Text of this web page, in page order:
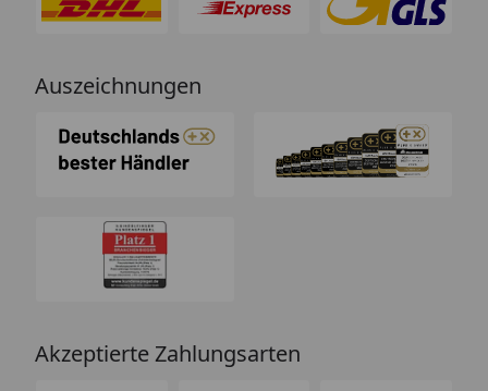
Auszeichnungen
Akzeptierte Zahlungsarten